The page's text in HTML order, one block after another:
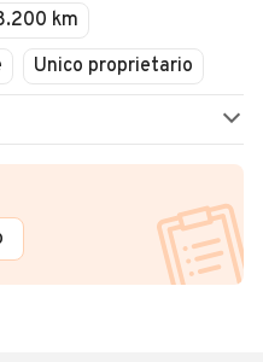
km
Unico proprietario